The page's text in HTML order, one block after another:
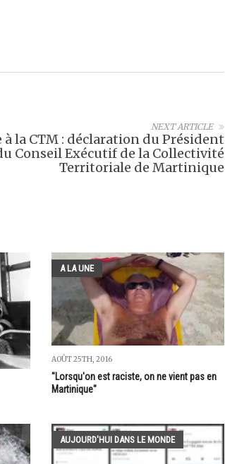
NEXT ARTICLE
à la CTM : déclaration du Président
Conseil Exécutif de la Collectivité
Territoriale de Martinique
A LA UNE
AOÛT 25TH, 2016
"Lorsqu'on est raciste, on ne vient pas en
Martinique"
AUJOURD'HUI DANS LE MONDE